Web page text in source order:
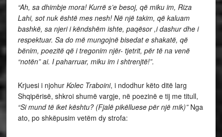
“Ah, sa dhimbje mora! Kurrë s’e besoj, që miku im, Riza
Lahi, sot nuk është mes nesh! Në një takim, që kaluam
bashkë, sa njeri i këndshëm ishte, paqësor ,i dashur dhe i
respektuar. Sa do më mungojnë bisedat e shakatë, që
bënim, poezitë që i tregonim njër- tjetrit, për të na venë
“notën” ai. I paharruar, miku im i shtrenjtë!”.
Krjuesi i njohur Kolec Traboini, i ndodhur këto ditë larg
Shqipërisë, shkroi shumë vargje, në poezinë e tij me titull,
“Si mund të iket kështu? (Fjalë pikëlluese për një mik)”Nga
ato, po shkëpusim vetëm dy strofa: